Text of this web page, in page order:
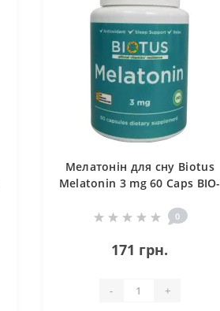
Мелатонін для сну Biotus
Melatonin 3 mg 60 Caps BIO-
0
171 грн.
- +